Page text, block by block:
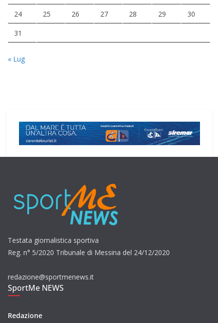
24 25 26 27 28 29 30
31
« Lug
Testata giornalistica sportiva
Reg. n° 5/2020 Tribunale di Messina del 24/12/2020
redazione@sportmenews.it
SportMe NEWS
Redazione